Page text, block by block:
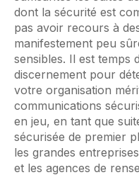
dont la sécurité est
pas avoir recours à
manifestement peu
sensibles. Il est temps
discernement pour
votre organisation
communications
en jeu, en tant que
sécurisée de premier
les grandes
et les agences de